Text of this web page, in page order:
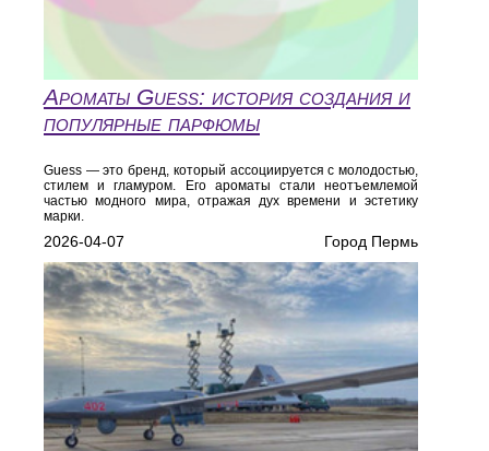
Ароматы Guess: история создания и
популярные парфюмы
Guess — это бренд, который ассоциируется с молодостью,
стилем и гламуром. Его ароматы стали неотъемлемой
частью модного мира, отражая дух времени и эстетику
марки.
2026-04-07 Город Пермь